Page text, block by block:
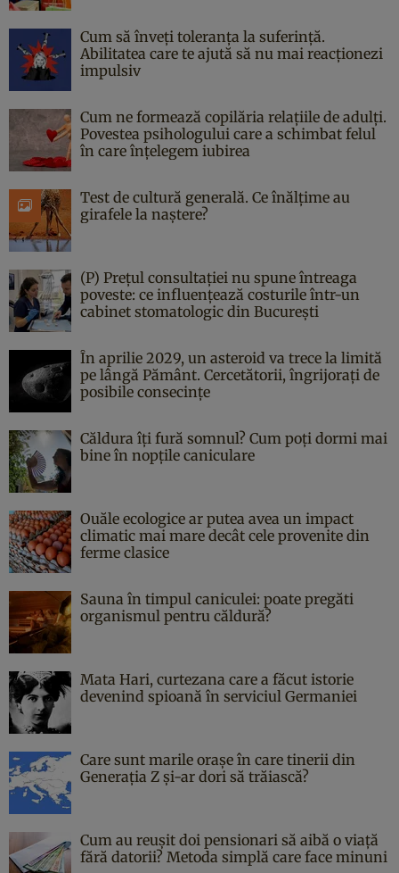
Cum să înveți toleranța la suferință.
Abilitatea care te ajută să nu mai reacționezi
impulsiv
Cum ne formează copilăria relațiile de adulți.
Povestea psihologului care a schimbat felul
în care înțelegem iubirea
Test de cultură generală. Ce înălțime au
girafele la naștere?
(P) Prețul consultației nu spune întreaga
poveste: ce influențează costurile într-un
cabinet stomatologic din București
În aprilie 2029, un asteroid va trece la limită
pe lângă Pământ. Cercetătorii, îngrijorați de
posibile consecințe
Căldura îți fură somnul? Cum poți dormi mai
bine în nopțile caniculare
Ouăle ecologice ar putea avea un impact
climatic mai mare decât cele provenite din
ferme clasice
Sauna în timpul caniculei: poate pregăti
organismul pentru căldură?
Mata Hari, curtezana care a făcut istorie
devenind spioană în serviciul Germaniei
Care sunt marile orașe în care tinerii din
Generația Z și-ar dori să trăiască?
Cum au reușit doi pensionari să aibă o viață
fără datorii? Metoda simplă care face minuni